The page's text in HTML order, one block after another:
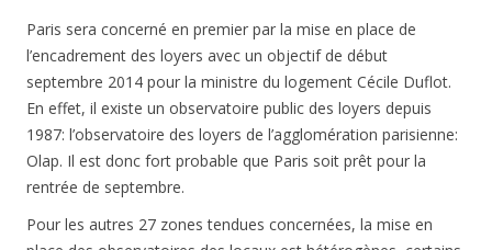
Paris sera concerné en premier par la mise en place de
l’encadrement des loyers avec un objectif de début
septembre 2014 pour la ministre du logement Cécile Duflot.
En effet, il existe un observatoire public des loyers depuis
1987: l’observatoire des loyers de l’agglomération parisienne:
Olap. Il est donc fort probable que Paris soit prêt pour la
rentrée de septembre.
Pour les autres 27 zones tendues concernées, la mise en